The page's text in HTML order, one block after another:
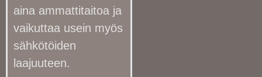
aina ammattitaitoa ja
vaikuttaa usein myös
sähkötöiden
laajuuteen.